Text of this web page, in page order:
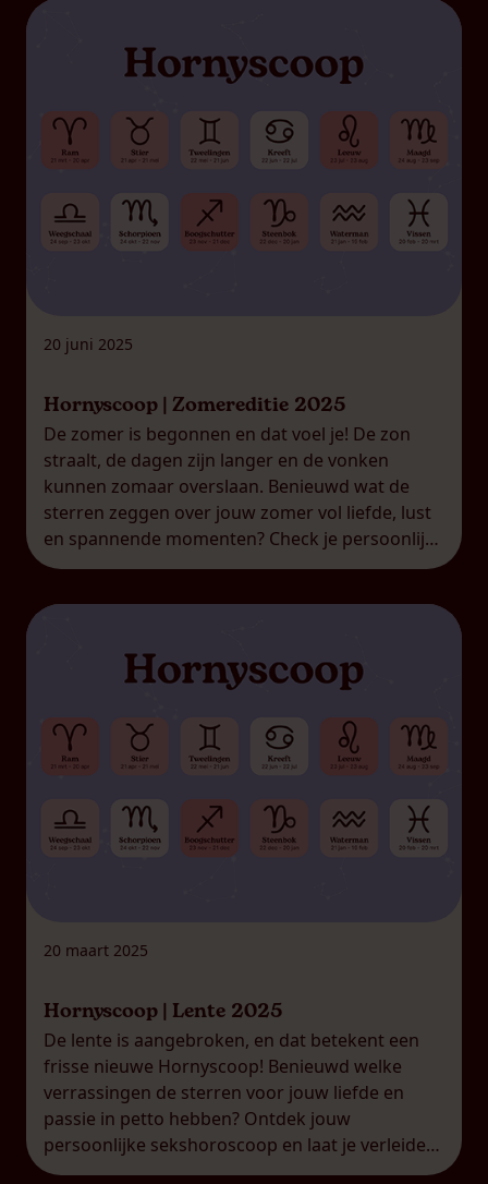
20 juni 2025
Hornyscoop | Zomereditie 2025
De zomer is begonnen en dat voel je! De zon
straalt, de dagen zijn langer en de vonken
kunnen zomaar overslaan. Benieuwd wat de
sterren zeggen over jouw zomer vol liefde, lust
en spannende momenten? Check je persoonlijke
sekshoroscoop en ontdek wat dit seizoen voor
20 maart 2025
Hornyscoop | Lente 2025
De lente is aangebroken, en dat betekent een
frisse nieuwe Hornyscoop! Benieuwd welke
verrassingen de sterren voor jouw liefde en
passie in petto hebben? Ontdek jouw
persoonlijke sekshoroscoop en laat je verleiden
door de nieuwe energie van dit seizoen. Time